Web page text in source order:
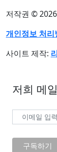
저작권 © 2026
개인정보 처리
사이트 제작:
저희 메